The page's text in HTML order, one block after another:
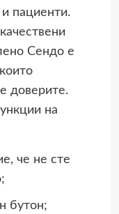
пациенти.
Сендо е
доверите.
на
че не сте
бутон;